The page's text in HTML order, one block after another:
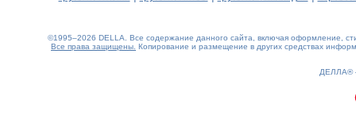
©1995–2026 DELLA. Все содержание данного сайта, включая оформление,
Все права защищены. Копирование и размещение в других средствах